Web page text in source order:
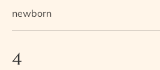
newborn
4